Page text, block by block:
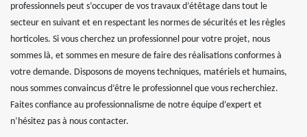
professionnels peut s’occuper de vos travaux d’étêtage dans tout le
secteur en suivant et en respectant les normes de sécurités et les règles
horticoles. Si vous cherchez un professionnel pour votre projet, nous
sommes là, et sommes en mesure de faire des réalisations conformes à
votre demande. Disposons de moyens techniques, matériels et humains,
nous sommes convaincus d’être le professionnel que vous recherchiez.
Faites confiance au professionnalisme de notre équipe d’expert et
n’hésitez pas à nous contacter.